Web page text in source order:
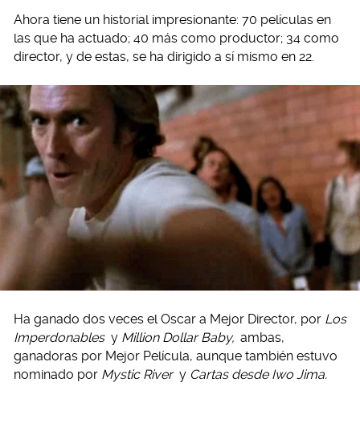
Ahora tiene un historial impresionante: 70 películas en
las que ha actuado; 40 más como productor; 34 como
director, y de estas, se ha dirigido a sí mismo en 22.
Ha ganado dos veces el Oscar a Mejor Director, por Los
Imperdonables y Million Dollar Baby, ambas,
ganadoras por Mejor Película, aunque también estuvo
nominado por Mystic River y Cartas desde Iwo Jima.